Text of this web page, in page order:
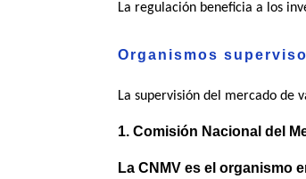
La regulación beneficia a los
Organismos
La supervisión del mercado de
1. Comisión Nacional del
La CNMV es el organismo